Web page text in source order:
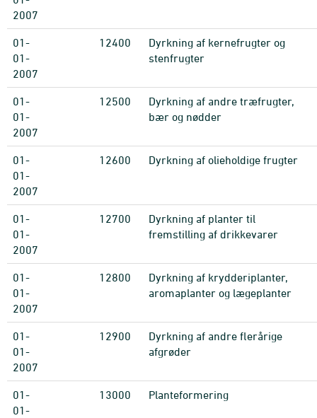
2007
01-
01-
2007
12400
Dyrkning af kernefrugter og
stenfrugter
01-
01-
2007
12500
Dyrkning af andre træfrugter,
bær og nødder
01-
01-
2007
12600 Dyrkning af olieholdige frugter
01-
01-
2007
12700
Dyrkning af planter til
fremstilling af drikkevarer
01-
01-
2007
12800
Dyrkning af krydderiplanter,
aromaplanter og lægeplanter
01-
01-
2007
12900
Dyrkning af andre flerårige
afgrøder
01-
01-
13000 Planteformering